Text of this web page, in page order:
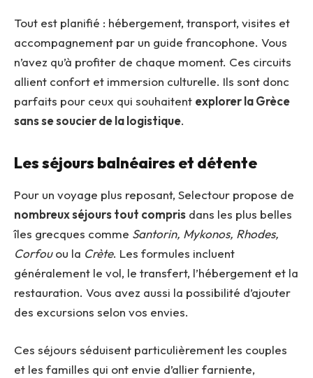
Tout est planifié : hébergement, transport, visites et
accompagnement par un guide francophone. Vous
n’avez qu’à profiter de chaque moment. Ces circuits
allient confort et immersion culturelle. Ils sont donc
parfaits pour ceux qui souhaitent explorer la Grèce
sans se soucier de la logistique.
Les séjours balnéaires et détente
Pour un voyage plus reposant, Selectour propose de
nombreux séjours tout compris dans les plus belles
îles grecques comme Santorin, Mykonos, Rhodes,
Corfouou la Crète. Les formules incluent
généralement le vol, le transfert, l’hébergement et la
restauration. Vous avez aussi la possibilité d’ajouter
des excursions selon vos envies.
Ces séjours séduisent particulièrement les couples
et les familles qui ont envie d’allier farniente,